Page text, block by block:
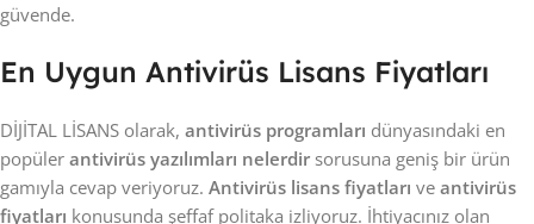
güvende.
En Uygun Antivirüs Lisans Fiyatları
DİJİTAL LİSANS olarak, antivirüs programları dünyasındaki en
popüler antivirüs yazılımları nelerdir sorusuna geniş bir ürün
gamıyla cevap veriyoruz. Antivirüs lisans fiyatları ve antivirüs
fiyatları konusunda şeffaf politaka izliyoruz. İhtiyacınız olan